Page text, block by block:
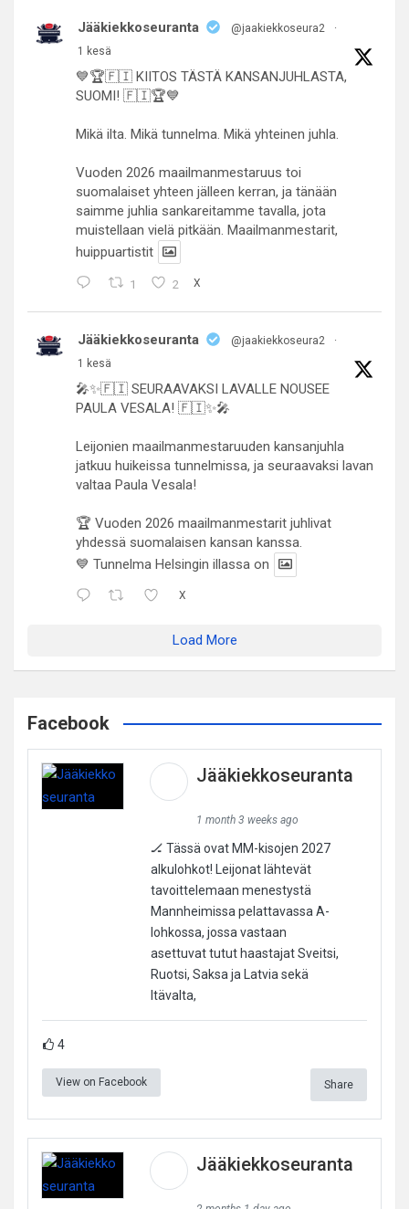
Jääkiekkoseuranta @jaakiekkoseura2
·
1 kesä
💙🏆🇫🇮 KIITOS TÄSTÄ KANSANJUHLASTA,
SUOMI! 🇫🇮🏆💙
Mikä ilta. Mikä tunnelma. Mikä yhteinen juhla.
Vuoden 2026 maailmanmestaruus toi
suomalaiset yhteen jälleen kerran, ja tänään
saimme juhlia sankareitamme tavalla, jota
muistellaan vielä pitkään. Maailmanmestarit,
huippuartistit
1 2 X
Jääkiekkoseuranta @jaakiekkoseura2
·
1 kesä
🎤✨🇫🇮 SEURAAVAKSI LAVALLE NOUSEE
PAULA VESALA! 🇫🇮✨🎤
Leijonien maailmanmestaruuden kansanjuhla
jatkuu huikeissa tunnelmissa, ja seuraavaksi lavan
valtaa Paula Vesala!
🏆 Vuoden 2026 maailmanmestarit juhlivat
yhdessä suomalaisen kansan kanssa.
💙 Tunnelma Helsingin illassa on
X
Load More
Facebook
Jääkiekkoseuranta
1 month 3 weeks ago
🏒 Tässä ovat MM-kisojen 2027
alkulohkot! Leijonat lähtevät
tavoittelemaan menestystä
Mannheimissa pelattavassa A-
lohkossa, jossa vastaan
asettuvat tutut haastajat Sveitsi,
Ruotsi, Saksa ja Latvia sekä
Itävalta,
4
View on Facebook Share
Jääkiekkoseuranta